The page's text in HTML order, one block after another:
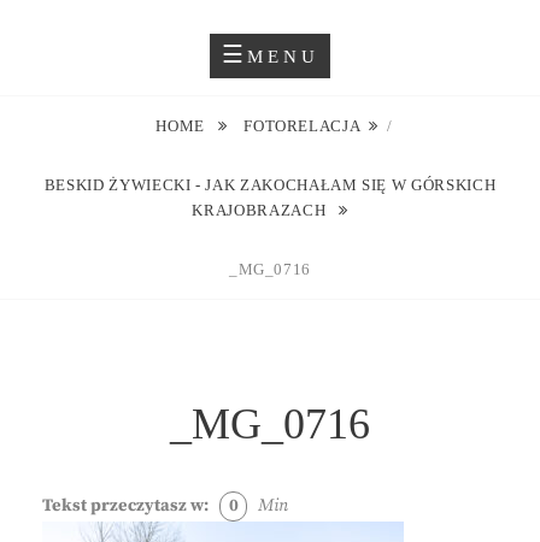
JUSTYNA EWA GROCHOWSKA
MENU
HOME FOTORELACJA /
BESKID ŻYWIECKI - JAK ZAKOCHAŁAM SIĘ W GÓRSKICH
KRAJOBRAZACH
_MG_0716
_MG_0716
Tekst przeczytasz w: 0 Min